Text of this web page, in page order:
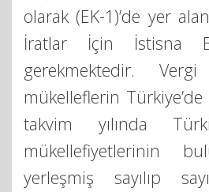
olarak (EK-1)’de yer
İratlar İçin İstisna
gerekmektedir.
mükelleflerin
takvim yılında
mükellefiyetlerinin
yerleşmiş sayılıp